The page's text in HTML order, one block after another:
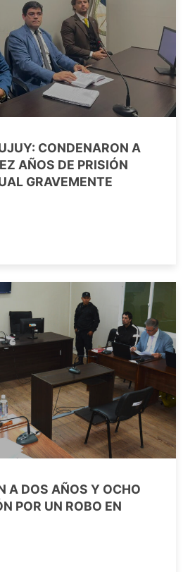
CONDENARON A
AÑOS DE PRISIÓN
GRAVEMENTE
A DOS AÑOS Y OCHO
POR UN ROBO EN